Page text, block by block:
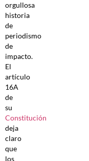
orgullosa
historia
de
periodismo
de
impacto.
El
artículo
16A
de
su
Constitución
deja
claro
que
los